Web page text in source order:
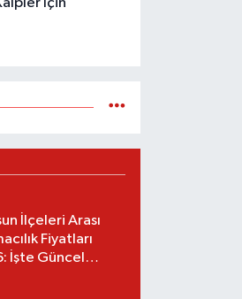
İlçeleri Arası
Fiyatları
İşte Güncel